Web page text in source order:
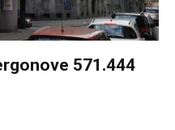
571.444